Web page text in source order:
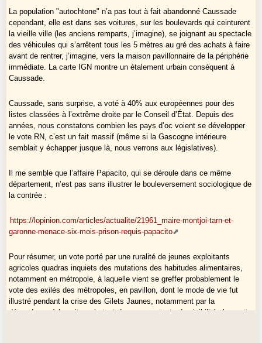
La population "autochtone" n’a pas tout à fait abandonné Caussade
cependant, elle est dans ses voitures, sur les boulevards qui ceinturent
la vieille ville (les anciens remparts, j’imagine), se joignant au spectacle
des véhicules qui s’arrêtent tous les 5 mètres au gré des achats à faire
avant de rentrer, j’imagine, vers la maison pavillonnaire de la périphérie
immédiate. La carte IGN montre un étalement urbain conséquent à
Caussade.
Caussade, sans surprise, a voté à 40% aux européennes pour des
listes classées à l’extrême droite par le Conseil d’État. Depuis des
années, nous constatons combien les pays d’oc voient se développer
le vote RN, c’est un fait massif (même si la Gascogne intérieure
semblait y échapper jusque là, nous verrons aux législatives).
Il me semble que l’affaire Papacito, qui se déroule dans ce même
département, n’est pas sans illustrer le bouleversement sociologique de
la contrée :
https://lopinion.com/articles/actualite/21961_maire-montjoi-tarn-et-
garonne-menace-six-mois-prison-requis-papacito
Pour résumer, un vote porté par une ruralité de jeunes exploitants
agricoles quadras inquiets des mutations des habitudes alimentaires,
notamment en métropole, à laquelle vient se greffer probablement le
vote des exilés des métropoles, en pavillon, dont le mode de vie fut
illustré pendant la crise des Gilets Jaunes, notamment par la
dépendance à la voiture, le tout dans un contexte de visibilité plus nette